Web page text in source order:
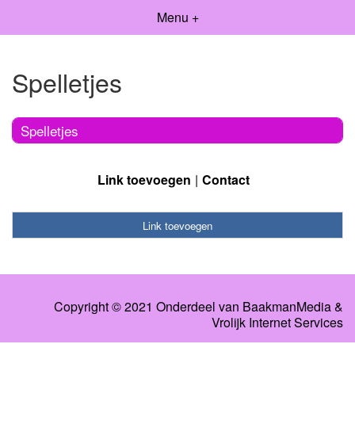
Menu +
Spelletjes
Spelletjes
Link toevoegen Contact
Link toevoegen
Copyright © 2021 Onderdeel van BaakmanMedia&
Vrolijk Internet Services